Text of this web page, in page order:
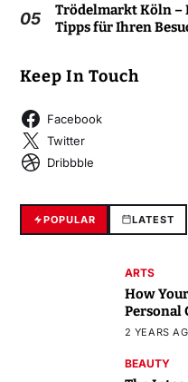
05
Trödelmarkt Köln –
Tipps für Ihren
Keep In Touch
Facebook
Twitter
Dribbble
POPULAR LATEST
ARTS
How
Personal
2 YEARS
BEAUTY